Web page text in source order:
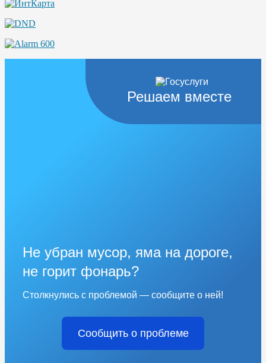
Решаем вместе
Не убран мусор, яма на дороге,
не горит фонарь?
Столкнулись с проблемой — сообщите о ней!
Сообщить о проблеме